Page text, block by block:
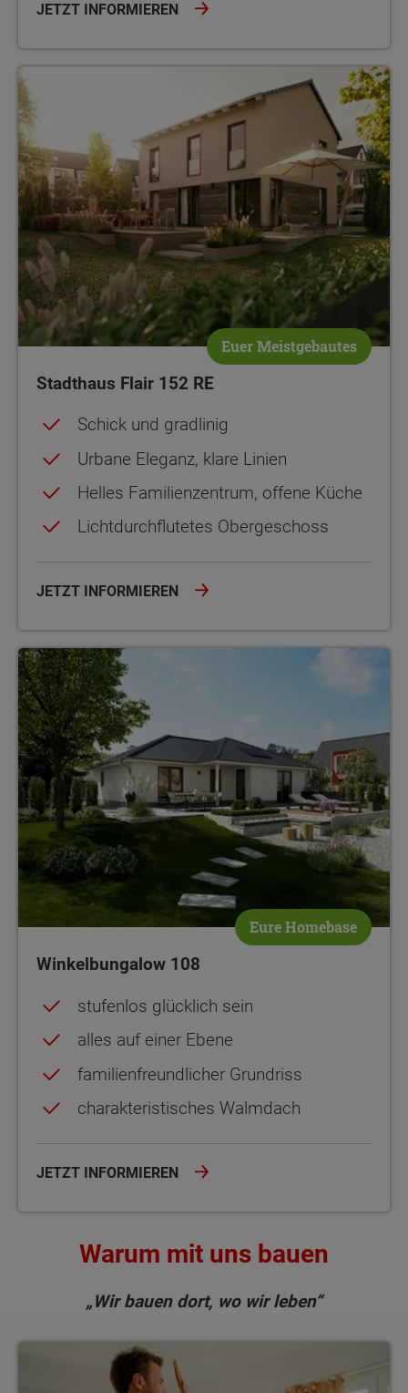
JETZT INFORMIEREN
Stadthaus Flair 152 RE
Euer Meistgebautes
Stadthaus Flair 152 RE
Schick und gradlinig
Urbane Eleganz, klare Linien
Helles Familienzentrum, offene Küche
Lichtdurchflutetes Obergeschoss
JETZT INFORMIEREN
Winkelbungalow 108
Eure Homebase
Winkelbungalow 108
stufenlos glücklich sein
alles auf einer Ebene
familienfreundlicher Grundriss
charakteristisches Walmdach
JETZT INFORMIEREN
Warum mit uns bauen
„Wir bauen dort, wo wir leben“
Referenzen / Kundenstimmen